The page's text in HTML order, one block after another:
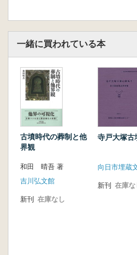
一緒に買われている本
古墳時代の葬制と他
界観
和田 晴吾 著
吉川弘文館
新刊 在庫なし
寺戸大塚古
新刊 在庫な